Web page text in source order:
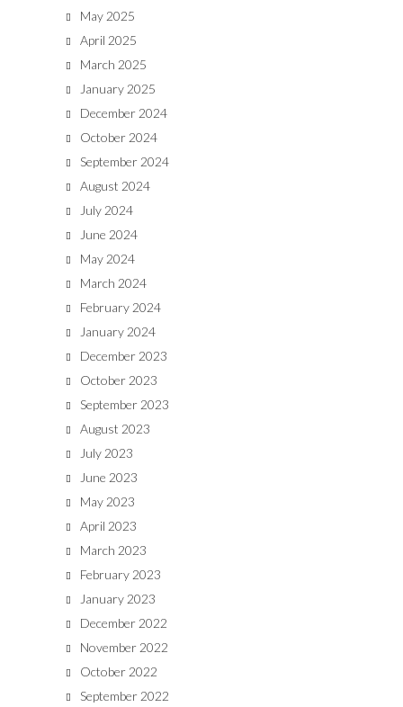
May 2025
April 2025
March 2025
January 2025
December 2024
October 2024
September 2024
August 2024
July 2024
June 2024
May 2024
March 2024
February 2024
January 2024
December 2023
October 2023
September 2023
August 2023
July 2023
June 2023
May 2023
April 2023
March 2023
February 2023
January 2023
December 2022
November 2022
October 2022
September 2022